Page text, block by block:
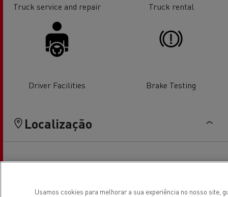
Truck service and repair Truck rental
Driver Facilities Brake Testing
Localização
Usamos cookies para melhorar a sua experiência no nosso site,